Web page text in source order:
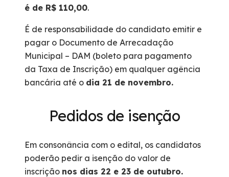
é de R$ 110,00.
É de responsabilidade do candidato emitir e
pagar o Documento de Arrecadação
Municipal – DAM (boleto para pagamento
da Taxa de Inscrição) em qualquer agência
bancária até o dia 21 de novembro.
Pedidos de isenção
Em consonância com o edital, os candidatos
poderão pedir a isenção do valor de
inscrição nos dias 22 e 23 de outubro.